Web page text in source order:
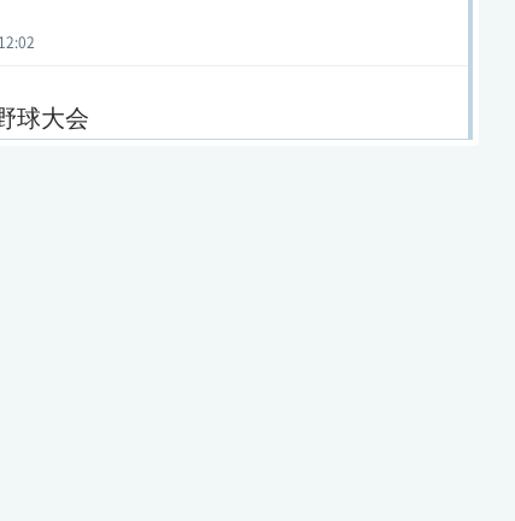
球大会